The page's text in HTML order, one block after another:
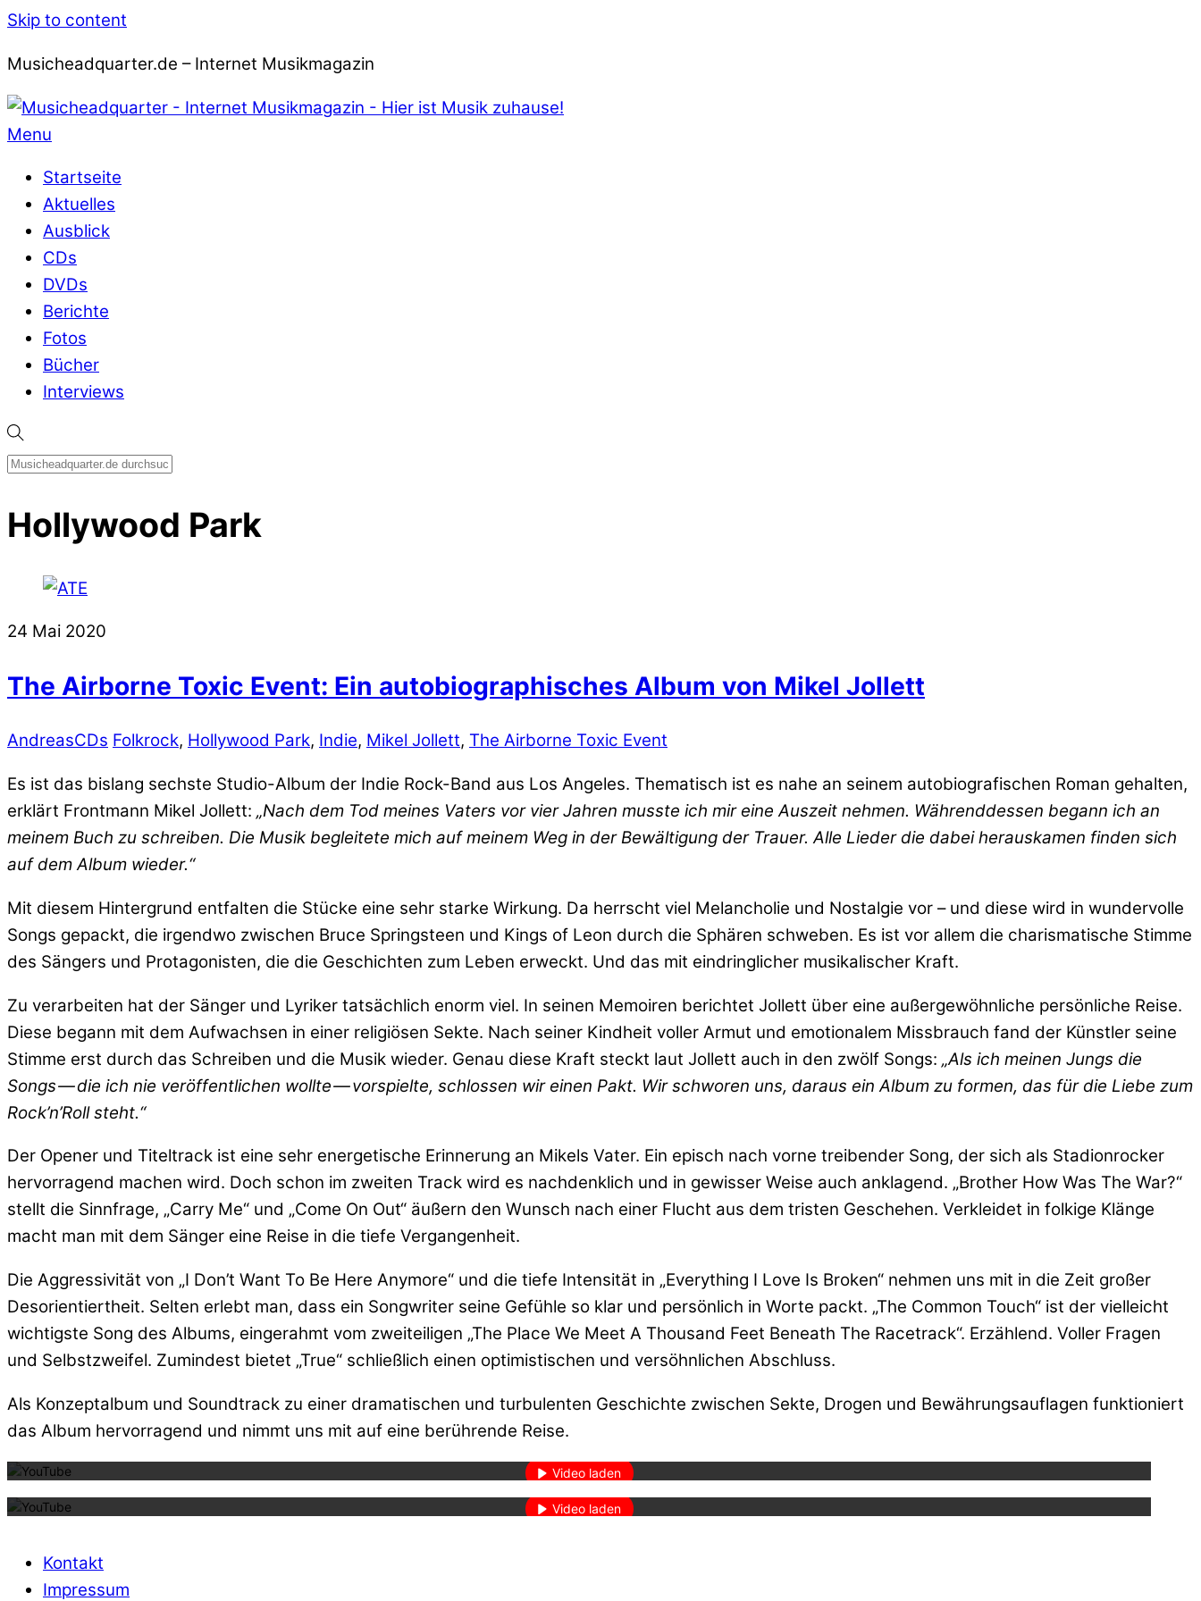
Skip to content
Musicheadquarter.de – Internet Musikmagazin
Menu
Startseite
Aktuelles
Ausblick
CDs
DVDs
Berichte
Fotos
Bücher
Interviews
Hollywood Park
24 Mai 2020
The Airborne Toxic Event: Ein autobiographisches Album von Mikel Jollett
AndreasCDs Folkrock, Hollywood Park, Indie, Mikel Jollett, The Airborne Toxic Event
Es ist das bislang sechste Studio-Album der Indie Rock-Band aus Los Angeles. Thematisch ist es nahe an seinem autobiografischen Roman gehalten,
erklärt Frontmann Mikel Jollett: „Nach dem Tod meines Vaters vor vier Jahren musste ich mir eine Auszeit nehmen. Währenddessen begann ich an
meinem Buch zu schreiben. Die Musik begleitete mich auf meinem Weg in der Bewältigung der Trauer. Alle Lieder die dabei herauskamen finden sich
auf dem Album wieder.“
Mit diesem Hintergrund entfalten die Stücke eine sehr starke Wirkung. Da herrscht viel Melancholie und Nostalgie vor – und diese wird in wundervolle
Songs gepackt, die irgendwo zwischen Bruce Springsteen und Kings of Leon durch die Sphären schweben. Es ist vor allem die charismatische Stimme
des Sängers und Protagonisten, die die Geschichten zum Leben erweckt. Und das mit eindringlicher musikalischer Kraft.
Zu verarbeiten hat der Sänger und Lyriker tatsächlich enorm viel. In seinen Memoiren berichtet Jollett über eine außergewöhnliche persönliche Reise.
Diese begann mit dem Aufwachsen in einer religiösen Sekte. Nach seiner Kindheit voller Armut und emotionalem Missbrauch fand der Künstler seine
Stimme erst durch das Schreiben und die Musik wieder. Genau diese Kraft steckt laut Jollett auch in den zwölf Songs: „Als ich meinen Jungs die
Songs — die ich nie veröffentlichen wollte — vorspielte, schlossen wir einen Pakt. Wir schworen uns, daraus ein Album zu formen, das für die Liebe zum
Rock’n’Roll steht.“
Der Opener und Titeltrack ist eine sehr energetische Erinnerung an Mikels Vater. Ein episch nach vorne treibender Song, der sich als Stadionrocker
hervorragend machen wird. Doch schon im zweiten Track wird es nachdenklich und in gewisser Weise auch anklagend. „Brother How Was The War?“
stellt die Sinnfrage, „Carry Me“ und „Come On Out“ äußern den Wunsch nach einer Flucht aus dem tristen Geschehen. Verkleidet in folkige Klänge
macht man mit dem Sänger eine Reise in die tiefe Vergangenheit.
Die Aggressivität von „I Don’t Want To Be Here Anymore“ und die tiefe Intensität in „Everything I Love Is Broken“ nehmen uns mit in die Zeit großer
Desorientiertheit. Selten erlebt man, dass ein Songwriter seine Gefühle so klar und persönlich in Worte packt. „The Common Touch“ ist der vielleicht
wichtigste Song des Albums, eingerahmt vom zweiteiligen „The Place We Meet A Thousand Feet Beneath The Racetrack“. Erzählend. Voller Fragen
und Selbstzweifel. Zumindest bietet „True“ schließlich einen optimistischen und versöhnlichen Abschluss.
Als Konzeptalbum und Soundtrack zu einer dramatischen und turbulenten Geschichte zwischen Sekte, Drogen und Bewährungsauflagen funktioniert
das Album hervorragend und nimmt uns mit auf eine berührende Reise.
Mit dem Laden des Videos akzeptieren Sie die Datenschutzerklärung von YouTube.
Mehr erfahren
Video laden
YouTube immer entsperren
Mehr erfahren
Video laden
Kontakt
Impressum